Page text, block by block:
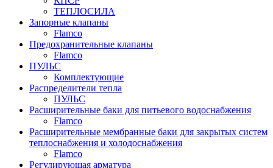
ТЕПЛОСИЛА
Запорные клапаны
Flamco
Предохранительные клапаны
Flamco
ПУЛЬС
Комплектующие
Распределители тепла
ПУЛЬС
Расширительные баки для питьевого водоснабжения
Flamco
Расширительные мембранные баки для закрытых систем
теплоснабжения и холодоснабжения
Flamco
Регулирующая арматура